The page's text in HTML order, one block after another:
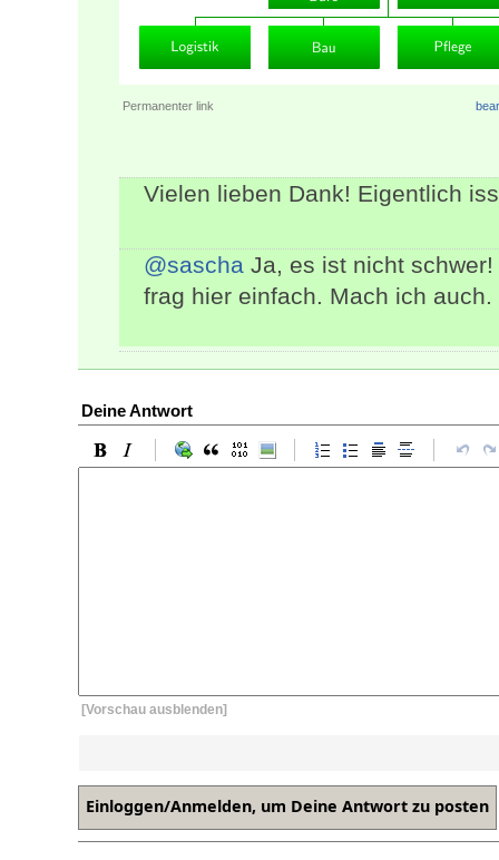
Permanenter link
Vielen lieben Dank! Eigentlich
@sascha Ja, es ist nicht
frag hier einfach. Mach ich auch.
Deine Antwort
[Vorschau ausblenden]